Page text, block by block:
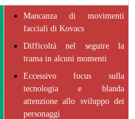
Mancanza di movimenti
facciali di Kovacs
Difficoltà nel seguire la
trama in alcuni momenti
Eccessivo focus sulla
tecnologia e blanda
attenzione allo sviluppo dei
personaggi